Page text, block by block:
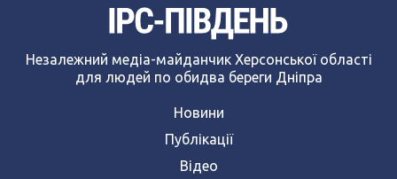
Незалежний медіа-майданчик Херсонської області
для людей по обидва береги Дніпра
Новини
Публікації
Відео